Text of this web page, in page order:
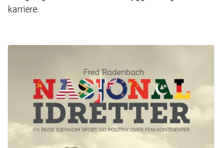
karriere.